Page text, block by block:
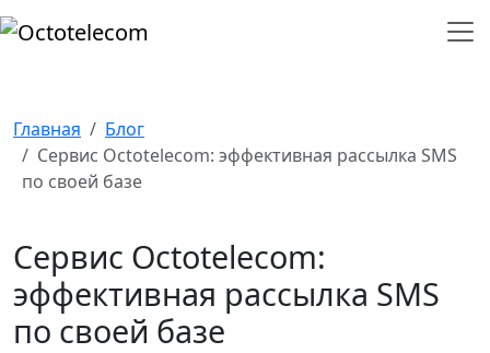
Главная
Блог
Сервис Octotelecom: эффективная рассылка SMS
по своей базе
Сервис Octotelecom:
эффективная рассылка SMS
по своей базе